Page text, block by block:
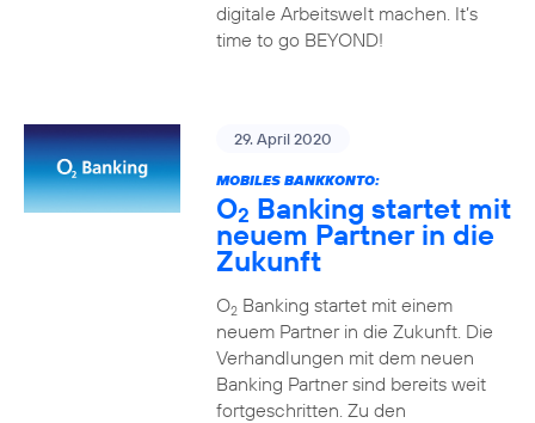
digitale Arbeitswelt machen. It’s
time to go BEYOND!
29. April 2020
MOBILES BANKKONTO:
O2 Banking startet mit
neuem Partner in die
Zukunft
O2Banking startet mit einem
neuem Partner in die Zukunft. Die
Verhandlungen mit dem neuen
Banking Partner sind bereits weit
fortgeschritten. Zu den